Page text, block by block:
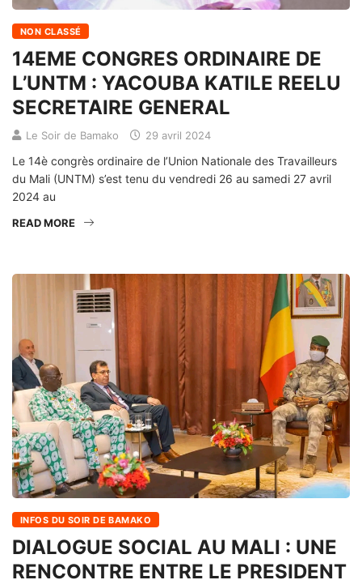
NON CLASSÉ
14EME CONGRES ORDINAIRE DE
L’UNTM : YACOUBA KATILE REELU
SECRETAIRE GENERAL
Le Soir de Bamako 29 avril 2024
Le 14è congrès ordinaire de l’Union Nationale des Travailleurs
du Mali (UNTM) s’est tenu du vendredi 26 au samedi 27 avril
2024 au
READ MORE
INFOS DU SOIR DE BAMAKO
DIALOGUE SOCIAL AU MALI : UNE
RENCONTRE ENTRE LE PRESIDENT